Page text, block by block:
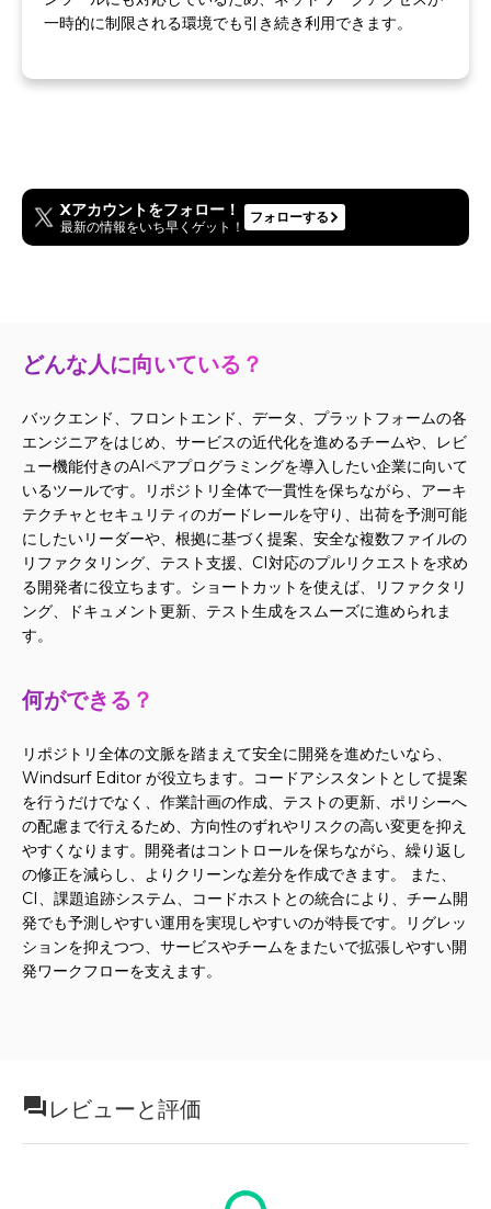
一時的に制限される環境でも引き続き利用できます。
Xアカウントをフォロー！
最新の情報をいち早くゲット！
フォローする
どんな人に向いている？
バックエンド、フロントエンド、データ、プラットフォームの各
エンジニアをはじめ、サービスの近代化を進めるチームや、レビ
ュー機能付きのAIペアプログラミングを導入したい企業に向いて
いるツールです。リポジトリ全体で一貫性を保ちながら、アーキ
テクチャとセキュリティのガードレールを守り、出荷を予測可能
にしたいリーダーや、根拠に基づく提案、安全な複数ファイルの
リファクタリング、テスト支援、CI対応のプルリクエストを求め
る開発者に役立ちます。ショートカットを使えば、リファクタリ
ング、ドキュメント更新、テスト生成をスムーズに進められま
す。
何ができる？
リポジトリ全体の文脈を踏まえて安全に開発を進めたいなら、
Windsurf Editor が役立ちます。コードアシスタントとして提案
を行うだけでなく、作業計画の作成、テストの更新、ポリシーへ
の配慮まで行えるため、方向性のずれやリスクの高い変更を抑え
やすくなります。開発者はコントロールを保ちながら、繰り返し
の修正を減らし、よりクリーンな差分を作成できます。 また、
CI、課題追跡システム、コードホストとの統合により、チーム開
発でも予測しやすい運用を実現しやすいのが特長です。リグレッ
ションを抑えつつ、サービスやチームをまたいで拡張しやすい開
発ワークフローを支えます。
レビューと評価